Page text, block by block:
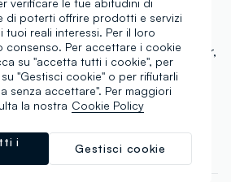
top coat Shine on top silver
e brillantezza unico. Usali
versatile, dal naturale al glamour,
che fa risaltare ogni
ideale per ogni occasione e
a ogni battito di ciglia.
di poterti offrire prodotti e servizi
tuoi reali interessi. Per il loro
consenso. Per accettare i cookie
su "accetta tutti i cookie", per
"Gestisci cookie" o per rifiutarli
senza accettare". Per maggiori
la nostra Cookie Policy
Gestisci cookie
i